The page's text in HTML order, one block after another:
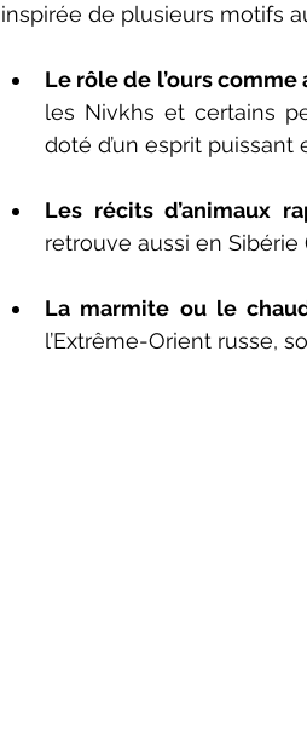
inspirée de plusieurs motifs
Le rôle de l’ours
les Nivkhs et certains
doté d’un esprit
Les récits d’animaux
retrouve aussi en Sibérie
La marmite ou le
l’Extrême-Orient russe,